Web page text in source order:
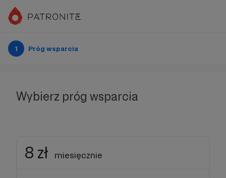
1 Próg wsparcia
Wybierz próg wsparcia
8 zł miesięcznie